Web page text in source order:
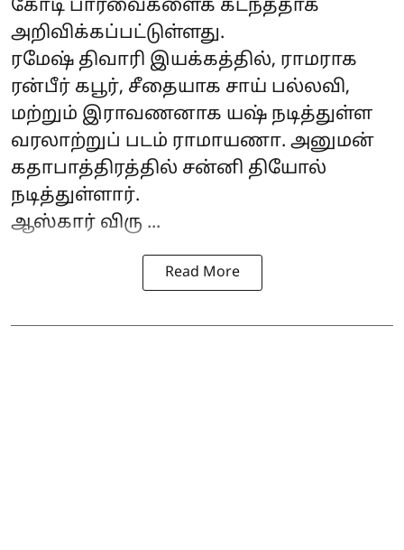
கோடி பார்வைகளைக் கடந்ததாக
அறிவிக்கப்பட்டுள்ளது.
ரமேஷ் திவாரி இயக்கத்தில், ராமராக
ரன்பீர் கபூர், சீதையாக சாய் பல்லவி,
மற்றும் இராவணனாக யஷ் நடித்துள்ள
வரலாற்றுப் படம் ராமாயணா. அனுமன்
கதாபாத்திரத்தில் சன்னி தியோல்
நடித்துள்ளார்.
ஆஸ்கார் விரு ...
Read More